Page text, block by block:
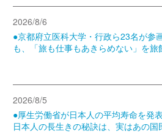
2026/8/6
●京都府立医科大学・行政ら23名が参
も、「旅も仕事もあきらめない」を旅
2026/8/5
●厚生労働省が日本人の平均寿命を発
日本人の長生きの秘訣は、実はあの国